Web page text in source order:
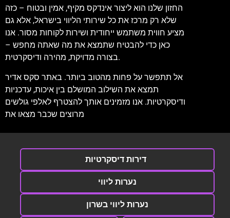
החזון שלנו הוא ליצור אינדקס מקיף, אמין ובטוח – כזה
שלא רק מרכז את כל שירותי הליווי בישראל, אלא גם
מציע חווית משתמש ייחודית ושירות לקוחות מסור. אנו
כאן כדי להבטיח שתמצא את מה שאתה מחפש –
בצורה מדויקת, מהירה ודיסקרטית.
אל תתפשר על פחות מהטוב ביותר. באתר סקס אדיר
תמצא את השילוב המושלם בין איכות, עדכניות
ודיסקרטיות. אנו מזמינים אותך להצטרף לאלפי גולשים
מרוצים שכבר מצאו את
דירות דיסקרטיות
נערות ליווי
נערות ליווי בשרון